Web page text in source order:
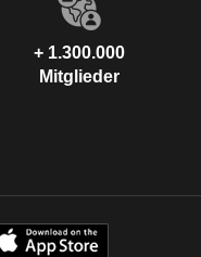
+ 1.300.000
Mitglieder